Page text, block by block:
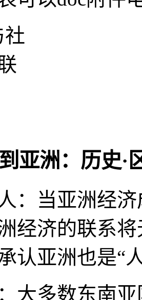
亚洲：历史·
：当亚洲经
经济的联系
认亚洲也是“
大多数东南